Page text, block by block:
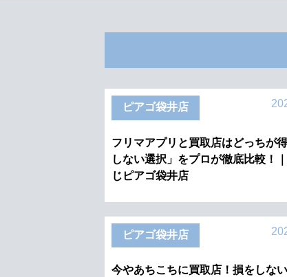
ピアゴ袋井店
フリマアプリと買取店はどっちが
しない選択」をプロが徹底比較！
じピアゴ袋井店
ピアゴ袋井店
今やあちこちに買取店！損をしな